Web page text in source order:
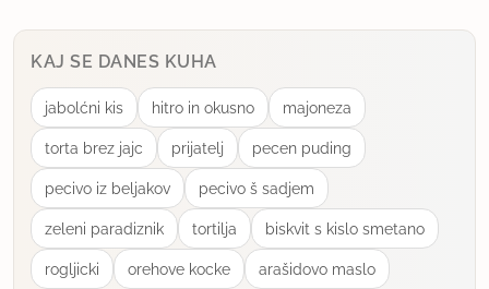
KAJ SE DANES KUHA
jabolćni kis hitro in okusno majoneza
torta brez jajc prijatelj pecen puding
pecivo iz beljakov pecivo š sadjem
zeleni paradiznik tortilja biskvit s kislo smetano
rogljicki orehove kocke arašidovo maslo